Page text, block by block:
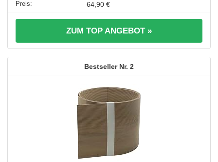
64,90 €
ZUM TOP ANGEBOT »
2